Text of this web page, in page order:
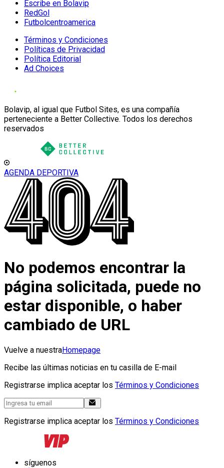
Escribe en Bolavip
RedGol
Futbolcentroamerica
Términos y Condiciones
Políticas de Privacidad
Política Editorial
Ad Choices
Bolavip, al igual que Futbol Sites, es una compañía
perteneciente a Better Collective. Todos los derechos
reservados
AGENDA DEPORTIVA
No podemos encontrar la
página solicitada, puede no
estar disponible, o haber
cambiado de URL
Vuelve a nuestraHomepage
Recibe las últimas noticias en tu casilla de E-mail
Registrarse implica aceptar los Términos y Condiciones
Registrarse implica aceptar los Términos y Condiciones
síguenos